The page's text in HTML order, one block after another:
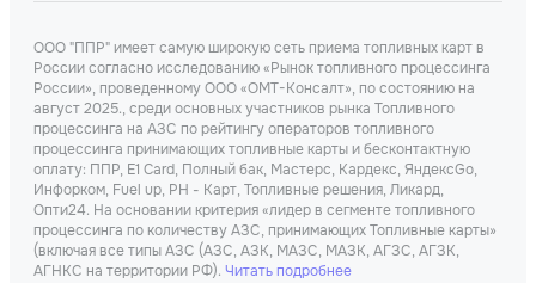
ООО "ППР" имеет самую широкую сеть приема топливных карт в
России согласно исследованию «Рынок топливного процессинга
России», проведенному ООО «ОМТ-Консалт», по состоянию на
август 2025., среди основных участников рынка Топливного
процессинга на АЗС по рейтингу операторов топливного
процессинга принимающих топливные карты и бесконтактную
оплату: ППР, Е1 Card, Полный бак, Мастерс, Кардекс, ЯндексGo,
Инфорком, Fuel up, РН - Карт, Топливные решения, Ликард,
Опти24. На основании критерия «лидер в сегменте топливного
процессинга по количеству АЗС, принимающих Топливные карты»
(включая все типы АЗС (АЗС, АЗК, МАЗС, МАЗК, АГЗС, АГЗК,
АГНКС на территории РФ). Читать подробнее